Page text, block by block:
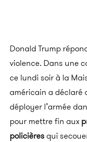
Donald Trump
violence. Dans une
ce lundi soir à la
américain a déclaré
déployer l’armée
pour mettre fin aux
policièresqui